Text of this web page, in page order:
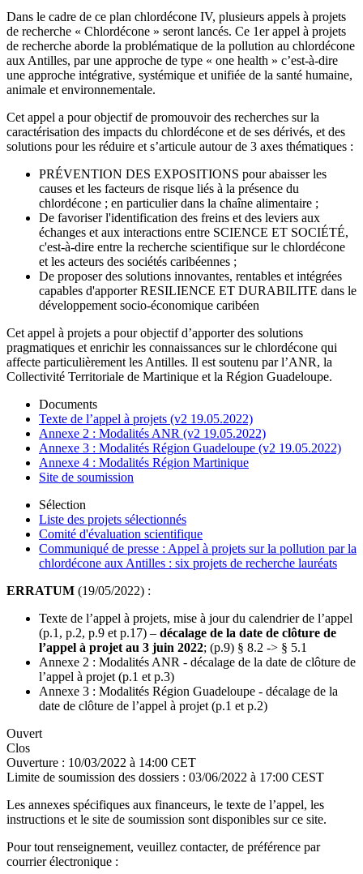
Dans le cadre de ce plan chlordécone IV, plusieurs appels à projets
de recherche « Chlordécone » seront lancés. Ce 1er appel à projets
de recherche aborde la problématique de la pollution au chlordécone
aux Antilles, par une approche de type « one health » c’est-à-dire
une approche intégrative, systémique et unifiée de la santé humaine,
animale et environnementale.
Cet appel a pour objectif de promouvoir des recherches sur la
caractérisation des impacts du chlordécone et de ses dérivés, et des
solutions pour les réduire et s’articule autour de 3 axes thématiques :
PRÉVENTION DES EXPOSITIONS pour abaisser les
causes et les facteurs de risque liés à la présence du
chlordécone ; en particulier dans la chaîne alimentaire ;
De favoriser l'identification des freins et des leviers aux
échanges et aux interactions entre SCIENCE ET SOCIÉTÉ,
c'est-à-dire entre la recherche scientifique sur le chlordécone
et les acteurs des sociétés caribéennes ;
De proposer des solutions innovantes, rentables et intégrées
capables d'apporter RESILIENCE ET DURABILITE dans le
développement socio-économique caribéen
Cet appel à projets a pour objectif d’apporter des solutions
pragmatiques et enrichir les connaissances sur le chlordécone qui
affecte particulièrement les Antilles. Il est soutenu par l’ANR, la
Collectivité Territoriale de Martinique et la Région Guadeloupe.
Documents
Texte de l’appel à projets (v2 19.05.2022)
Annexe 2 : Modalités ANR (v2 19.05.2022)
Annexe 3 : Modalités Région Guadeloupe (v2 19.05.2022)
Annexe 4 : Modalités Région Martinique
Site de soumission
Sélection
Liste des projets sélectionnés
Comité d'évaluation scientifique
Communiqué de presse : Appel à projets sur la pollution par la
chlordécone aux Antilles : six projets de recherche lauréats
ERRATUM (19/05/2022) :
Texte de l’appel à projets, mise à jour du calendrier de l’appel
(p.1, p.2, p.9 et p.17) – décalage de la date de clôture de
l’appel à projet au 3 juin 2022; (p.9) § 8.2 -> § 5.1
Annexe 2 : Modalités ANR - décalage de la date de clôture de
l’appel à projet (p.1 et p.3)
Annexe 3 : Modalités Région Guadeloupe - décalage de la
date de clôture de l’appel à projet (p.1 et p.2)
Ouvert
Clos
Ouverture : 10/03/2022 à 14:00 CET
Limite de soumission des dossiers : 03/06/2022 à 17:00 CEST
Les annexes spécifiques aux financeurs, le texte de l’appel, les
instructions et le site de soumission sont disponibles sur ce site.
Pour tout renseignement, veuillez contacter, de préférence par
courrier électronique :